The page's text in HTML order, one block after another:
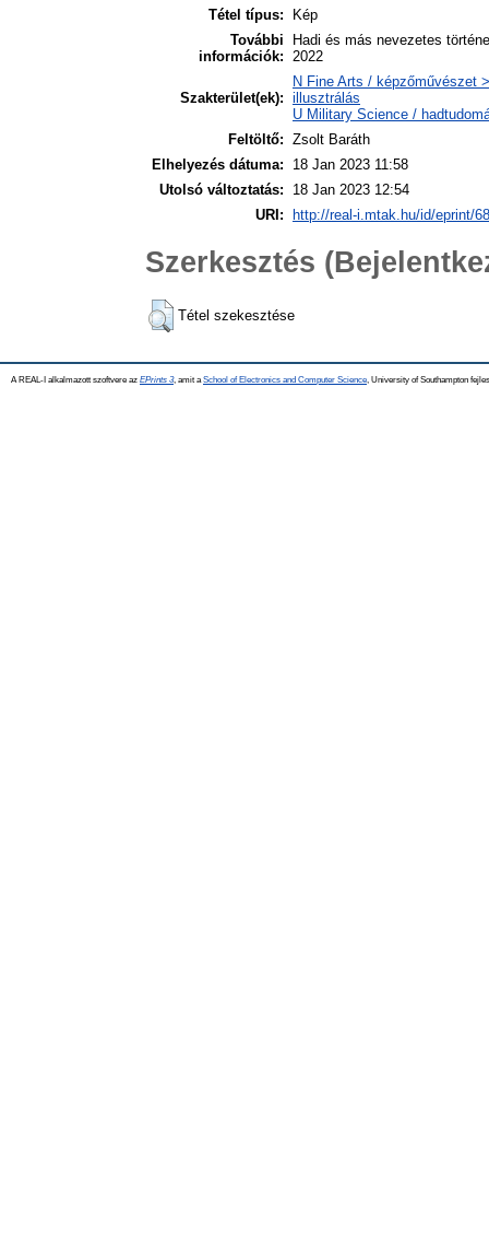
Tétel típus:
Kép
További
információk:
Hadi és más nevezetes
2022
Szakterület(ek):
N Fine Arts / képzőművészet
illusztrálás
U Military Science /
Feltöltő: Zsolt Baráth
Elhelyezés dátuma:
18 Jan 2023 11:58
Utolsó változtatás:
18 Jan 2023 12:54
URI: http://real-i.mtak.hu/id/eprint/
Szerkesztés
Tétel szekesztése
A REAL-I alkalmazott szoftvere az EPrints 3, amit a School of Electronics and Computer Science , University of Southampton